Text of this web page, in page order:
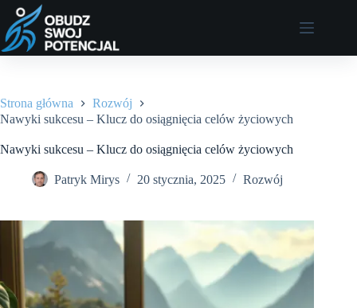
Przejdź
treści
Strona główna
Rozwój
Nawyki sukcesu – Klucz do osiągnięcia celów życiowych
Nawyki sukcesu – Klucz do osiągnięcia celów życiowych
Patryk Mirys 20 stycznia, 2025 Rozwój